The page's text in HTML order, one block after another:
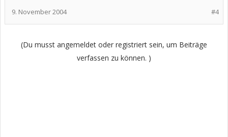
#4
9. November 2004
(Du musst angemeldet oder registriert sein, um Beiträge
verfassen zu können. )